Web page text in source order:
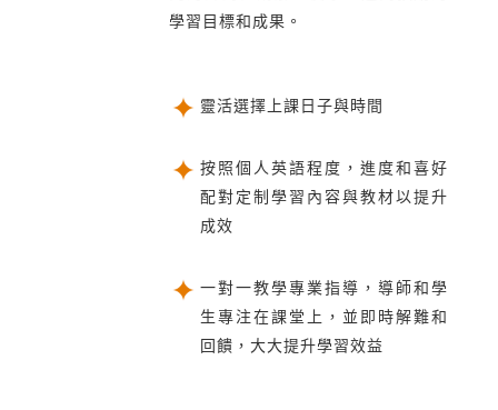
學習目標和成果。
靈活選擇上課日子與時間
按照個人英語程度，進度和喜好
配對定制學習內容與教材以提升
成效
一對一教學專業指導，導師和學
生專注在課堂上，並即時解難和
回饋，大大提升學習效益